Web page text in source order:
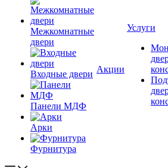
Межкомнатные
двери
Входные двери
Панели МДФ
Арки
Фурнитура
Акции
Услуги